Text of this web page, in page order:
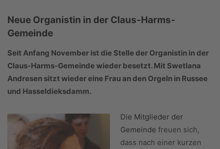
Neue Organistin in der Claus-Harms-
Gemeinde
Seit Anfang November ist die Stelle der Organistin in der
Claus-Harms-Gemeinde wieder besetzt. Mit Swetlana
Andresen sitzt wieder eine Frau an den Orgeln in Russee
und Hasseldieksdamm.
Die Mitglieder der
Gemeinde freuen sich,
dass nach einer kurzen